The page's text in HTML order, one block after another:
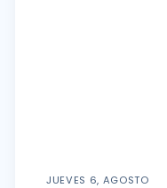
JUEVES 6, AGOSTO